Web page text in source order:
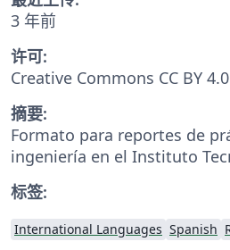
3 年前
许可:
Creative Commons CC BY 4.0
摘要:
Formato para reportes de
ingeniería en el Instituto
标签:
International Languages Spanish